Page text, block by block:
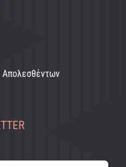
Απολεσθέντων